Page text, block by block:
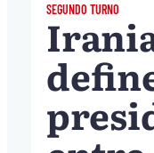
SEGUNDO TURNO